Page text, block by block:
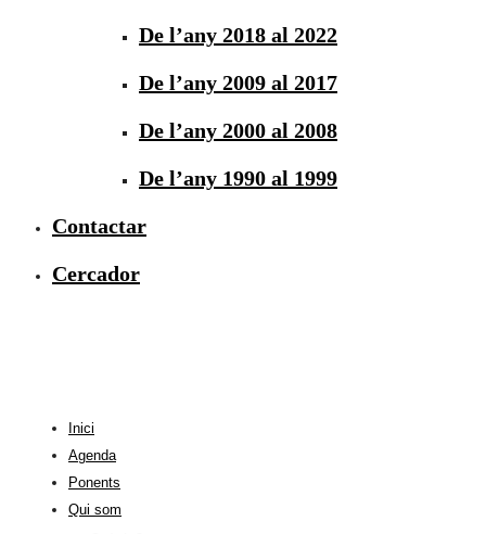
De l’any 2018 al 2022
De l’any 2009 al 2017
De l’any 2000 al 2008
De l’any 1990 al 1999
Contactar
Cercador
Inici
Agenda
Ponents
Qui som